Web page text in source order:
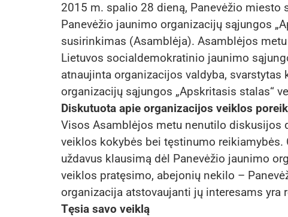
2015 m. spalio 28 dieną, Panevėžio miesto
Panevėžio jaunimo organizacijų sąjungos
susirinkimas (Asamblėja). Asamblėjos
Lietuvos socialdemokratinio jaunimo
atnaujinta organizacijos valdyba,
organizacijų sąjungos „Apskritasis stalas“
Diskutuota apie organizacijos veiklos
Visos Asamblėjos metu nenutilo diskusijos
veiklos kokybės bei tęstinumo
uždavus klausimą dėl Panevėžio jaunimo
veiklos pratęsimo, abejonių nekilo –
organizacija atstovaujanti jų interesams yra
Tęsia savo veiklą